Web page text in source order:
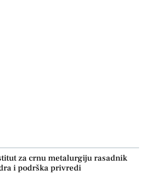
za crnu metalurgiju rasadnik
i podrška privredi